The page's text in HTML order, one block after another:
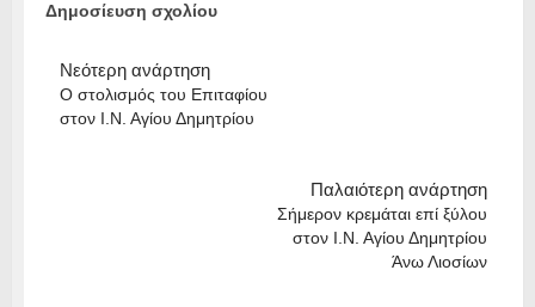
Δημοσίευση σχολίου
Νεότερη ανάρτηση
Ο στολισμός του Επιταφίου
στον Ι.Ν. Αγίου Δημητρίου
Παλαιότερη ανάρτηση
Σήμερον κρεμάται επί ξύλου
στον Ι.Ν. Αγίου Δημητρίου
Άνω Λιοσίων